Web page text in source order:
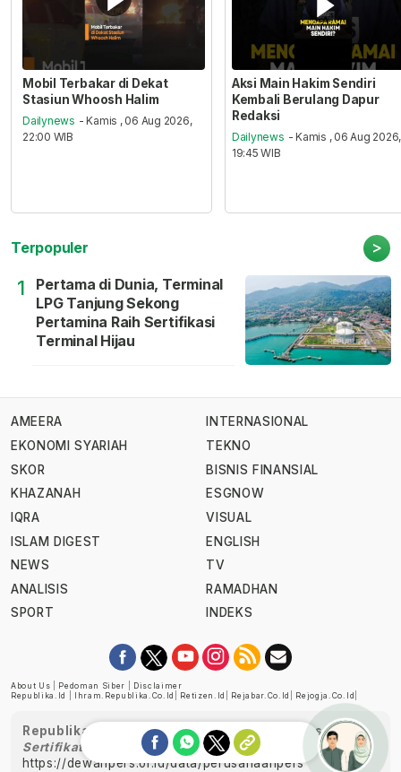
Mobil Terbakar di Dekat
Stasiun Whoosh Halim
Dailynews - Kamis , 06 Aug 2026,
22:00 WIB
Aksi Main Hakim Sendiri
Kembali Berulang Dapur
Redaksi
Dailynews - Kamis , 06 Aug 2026,
19:45 WIB
Terpopuler >
1
Pertama di Dunia, Terminal
LPG Tanjung Sekong
Pertamina Raih Sertifikasi
Terminal Hijau
AMEERA
EKONOMI SYARIAH
SKOR
KHAZANAH
IQRA
ISLAM DIGEST
NEWS
ANALISIS
SPORT
INTERNASIONAL
TEKNO
BISNIS FINANSIAL
ESGNOW
VISUAL
ENGLISH
TV
RAMADHAN
INDEKS
About Us Pedoman Siber
Disclaimer
Republika.id
Ihram.republika.co.id Retizen.id Rejabar.co.id Rejogja.co.id
Republika telah diverifikasi oleh Dewan Pers
Sertifikat Nomor 1058/DP-Verifikasi/K/XII/2022
https://dewanpers.or.id/data/perusahaanpers